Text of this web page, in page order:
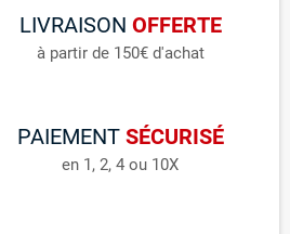
LIVRAISON OFFERTE
à partir de 150€ d'achat
PAIEMENT SÉCURISÉ
en 1, 2, 4 ou 10X